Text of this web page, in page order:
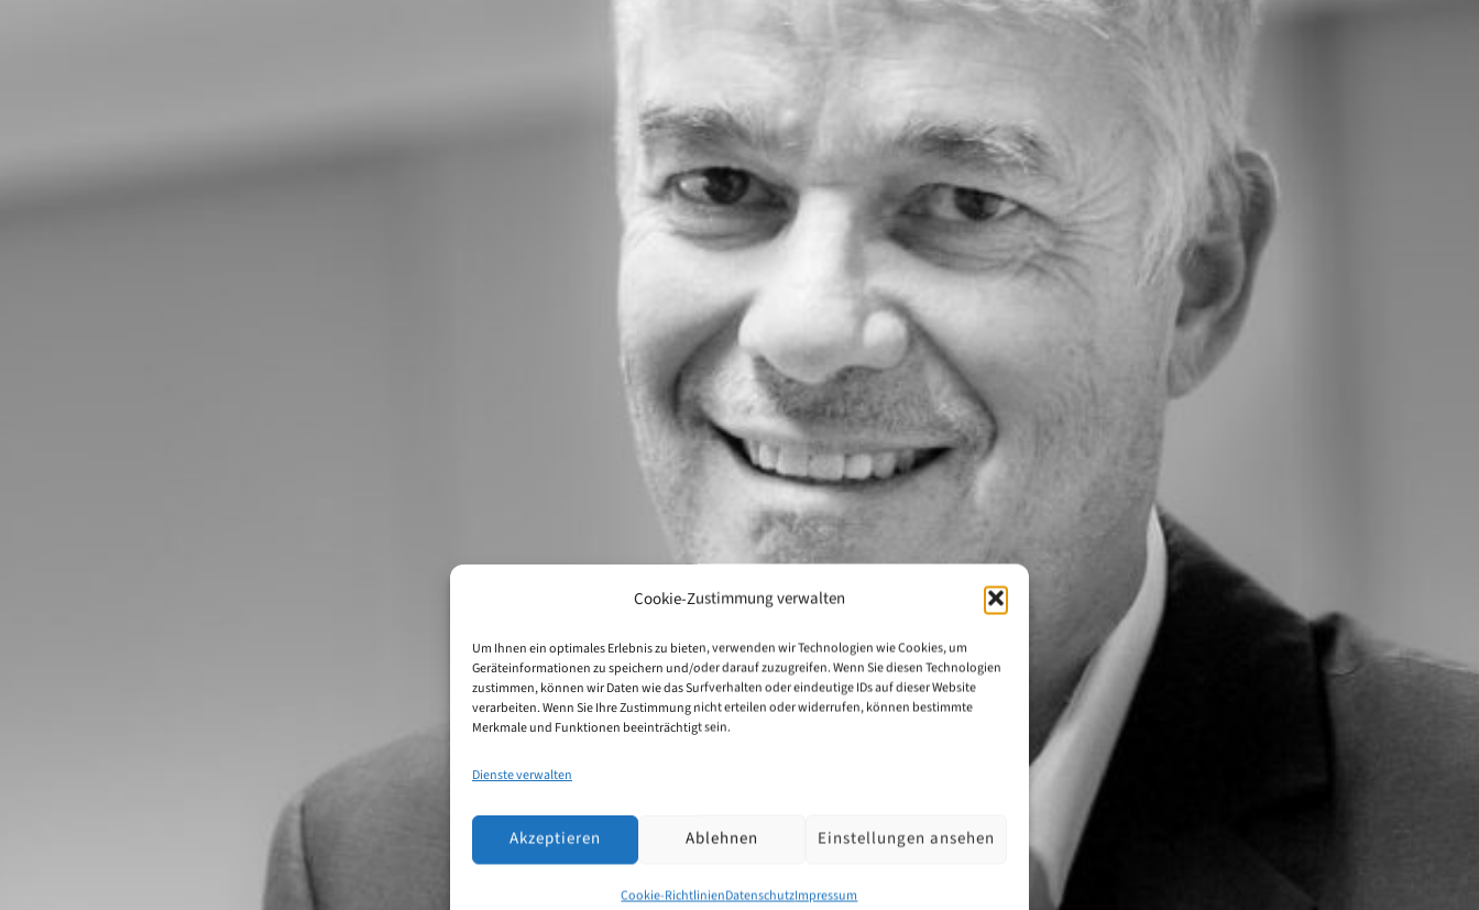
Cookie-Zustimmung verwalten
Um Ihnen ein optimales Erlebnis zu bieten, verwenden wir Technologien wie Cookies, um
Geräteinformationen zu speichern und/oder darauf zuzugreifen. Wenn Sie diesen Technologien
zustimmen, können wir Daten wie das Surfverhalten oder eindeutige IDs auf dieser Website
verarbeiten. Wenn Sie Ihre Zustimmung nicht erteilen oder widerrufen, können bestimmte
Merkmale und Funktionen beeinträchtigt sein.
Dienste verwalten
Akzeptieren Ablehnen Einstellungen ansehen
Cookie-RichtlinienDatenschutzImpressum